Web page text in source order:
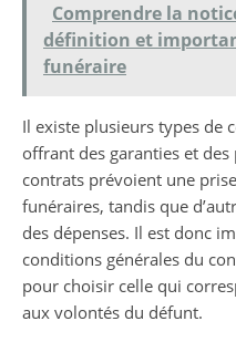
Comprendre la
définition et
funéraire
Il existe plusieurs types de
offrant des garanties et
contrats prévoient une
funéraires, tandis que
des dépenses. Il est donc
conditions générales du
pour choisir celle qui
aux volontés du défunt.